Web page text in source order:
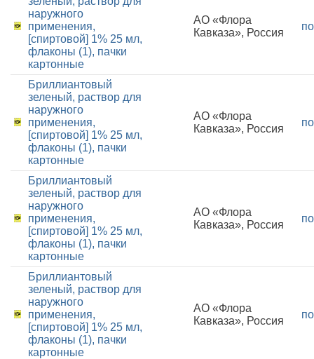
наружного
применения,
[спиртовой] 1% 25 мл,
флаконы (1), пачки
картонные
АО «Флора
Кавказа», Россия
Бриллиантовый
зеленый, раствор для
наружного
применения,
[спиртовой] 1% 25 мл,
флаконы (1), пачки
картонные
АО «Флора
Кавказа», Россия
Бриллиантовый
зеленый, раствор для
наружного
применения,
[спиртовой] 1% 25 мл,
флаконы (1), пачки
картонные
АО «Флора
Кавказа», Россия
Бриллиантовый
зеленый, раствор для
наружного
применения,
[спиртовой] 1% 25 мл,
флаконы (1), пачки
картонные
АО «Флора
Кавказа», Россия